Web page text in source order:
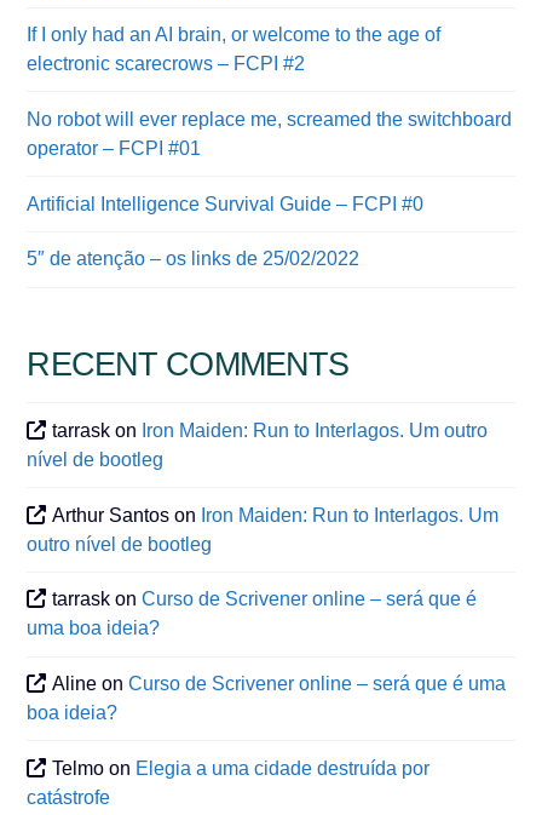
If I only had an AI brain, or welcome to the age of
electronic scarecrows – FCPI #2
No robot will ever replace me, screamed the switchboard
operator – FCPI #01
Artificial Intelligence Survival Guide – FCPI #0
5″ de atenção – os links de 25/02/2022
RECENT COMMENTS
tarrask on Iron Maiden: Run to Interlagos. Um outro
nível de bootleg
Arthur Santos on Iron Maiden: Run to Interlagos. Um
outro nível de bootleg
tarrask onCurso de Scrivener online – será que é
uma boa ideia?
Aline onCurso de Scrivener online – será que é uma
boa ideia?
Telmo on Elegia a uma cidade destruída por
catástrofe